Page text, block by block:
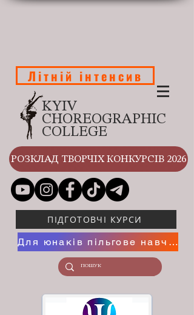
KYIV
CHOREOGRAPHIC
COLLEGE
Літній інтенсив
РОЗКЛАД ТВОРЧІХ КОНКУРСІВ 2026
ПІДГОТОВЧІ КУРСИ
Для юнаків пільгове навчання